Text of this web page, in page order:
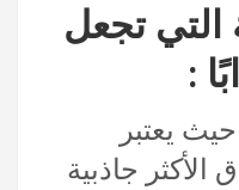
التي تجعل
:
يعتبر
جاذبية